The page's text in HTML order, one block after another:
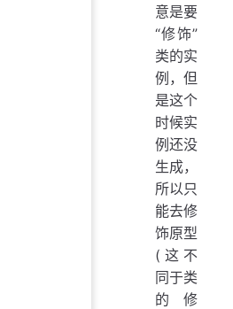
意是要
“修饰”
类的实
例，但
是这个
时候实
例还没
生成，
所以只
能去修
饰原型
(这不
同于类
的修